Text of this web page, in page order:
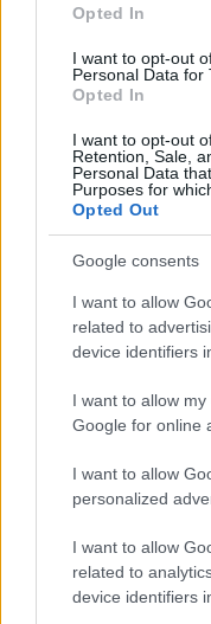
Opted In
I want to opt-out
Personal Data for
Opted In
I want to opt-out
Retention, Sale,
Personal Data
Purposes for
Opted Out
Google consents
I want to allow
related to
device identifiers
I want to allow
Google for online
I want to allow
personalized
I want to allow
related to
device identifiers
Vuoi
Puoi abbonarti
cliccandoqui
Sei già
Puoi